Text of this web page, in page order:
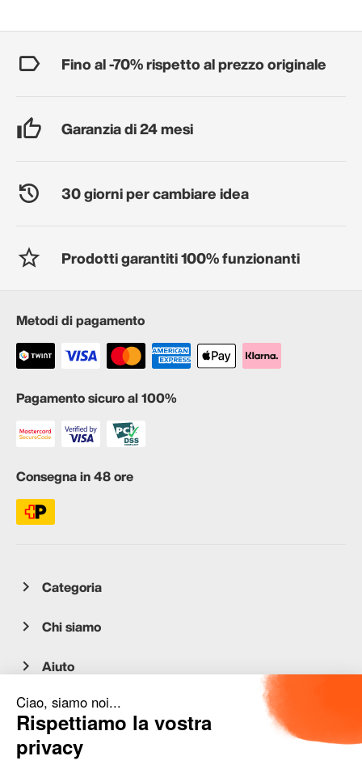
Fino al -70% rispetto al prezzo originale
Garanzia di 24 mesi
30 giorni per cambiare idea
Prodotti garantiti 100% funzionanti
Metodi di pagamento
Pagamento sicuro al 100%
Consegna in 48 ore
Categoria
Chi siamo
Aiuto
Servizio clienti
occasion.migros.mobile@recommerce.com